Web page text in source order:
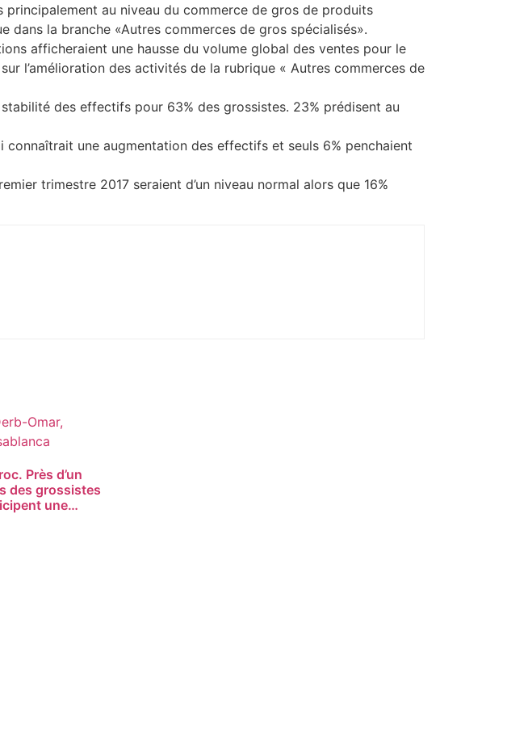
principalement au niveau du commerce de gros de produits
la branche «Autres commerces de gros spécialisés».
afficheraient une hausse du volume global des ventes pour le
l’amélioration des activités de la rubrique « Autres commerces de
des effectifs pour 63% des grossistes. 23% prédisent au
connaîtrait une augmentation des effectifs et seuls 6% penchaient
trimestre 2017 seraient d’un niveau normal alors que 16%
Près d’un
des grossistes
une…